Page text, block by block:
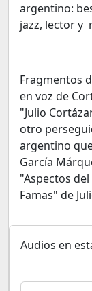
argentino:
jazz, lector y
Fragmentos
en voz de
"Julio
otro
argentino
García
"Aspectos
Famas" de
Audios en